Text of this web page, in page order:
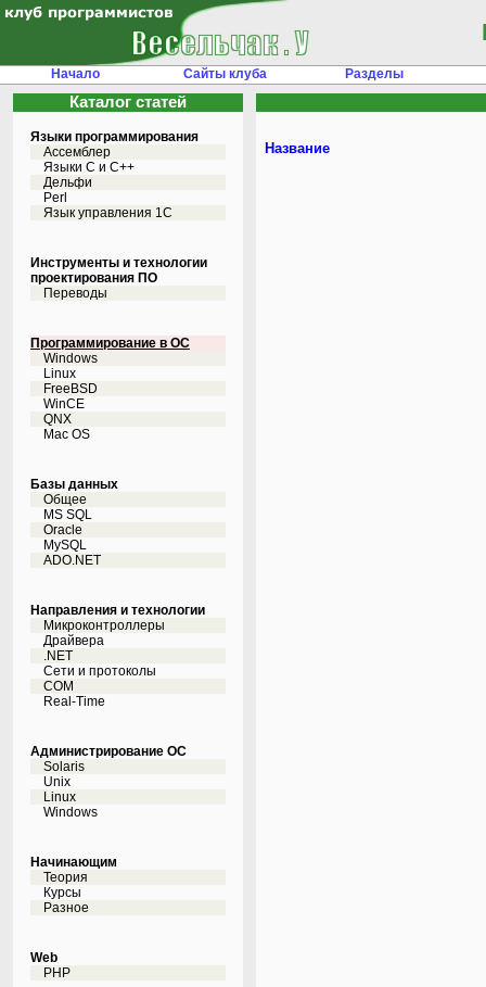
Начало Сайты клуба Разделы
Каталог статей
Языки программирования
Ассемблер
Языки С и C++
Дельфи
Perl
Язык управления 1С
Инструменты и технологии
проектирования ПО
Переводы
Программирование в ОС
Windows
Linux
FreeBSD
WinCE
QNX
Mac OS
Базы данных
Общее
MS SQL
Oracle
MySQL
ADO.NET
Направления и технологии
Микроконтроллеры
Драйвера
.NET
Сети и протоколы
COM
Real-Time
Администрирование ОС
Solaris
Unix
Linux
Windows
Начинающим
Теория
Курсы
Разное
Web
PHP
Название